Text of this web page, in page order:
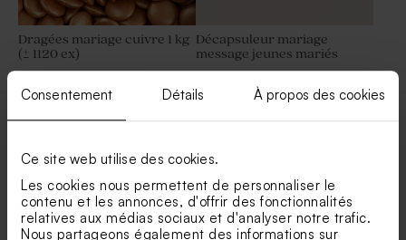
Consentement Détails À propos des cookies
Ce site web utilise des cookies.
Les cookies nous permettent de personnaliser le
contenu et les annonces, d'offrir des fonctionnalités
relatives aux médias sociaux et d'analyser notre trafic.
Nous partageons également des informations sur
Dragées mariage cuivre 1 kg
(± 1120 ex)
Décapsuleur mariage
message jeunes mariés
Voir +